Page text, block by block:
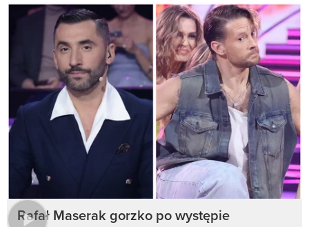
Rafał Maserak gorzko po występie